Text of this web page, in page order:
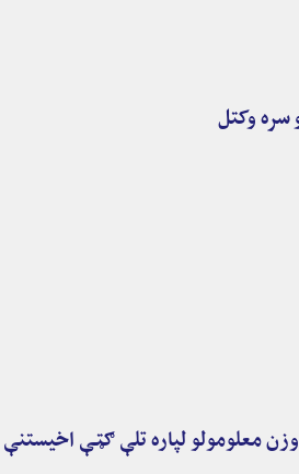
سره وکتل
معلومولو لپاره تلې ګټې